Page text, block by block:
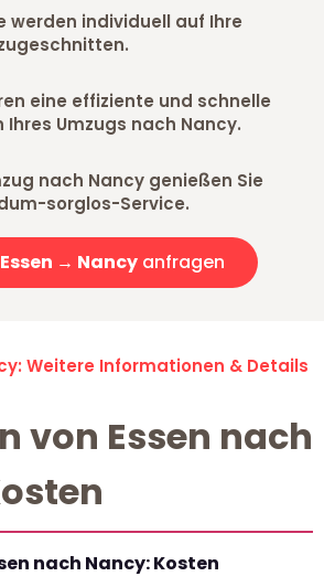
werden individuell auf Ihre
eine effiziente und schnelle
Umzugs nach Nancy.
nach Nancy genießen Sie
sorglos-Service.
Essen → Nancy anfragen
Weitere Informationen & Details
von Essen nach
nach Nancy: Kosten